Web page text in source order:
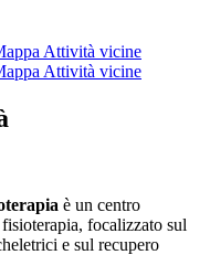
Attività vicine
Attività vicine
è un centro
fisioterapia, focalizzato sul
e sul recupero